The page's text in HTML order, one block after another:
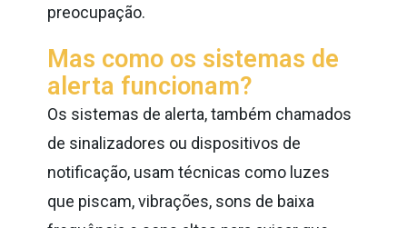
preocupação.
Mas como os sistemas de
alerta funcionam?
Os sistemas de alerta, também chamados
de sinalizadores ou dispositivos de
notificação, usam técnicas como luzes
que piscam, vibrações, sons de baixa